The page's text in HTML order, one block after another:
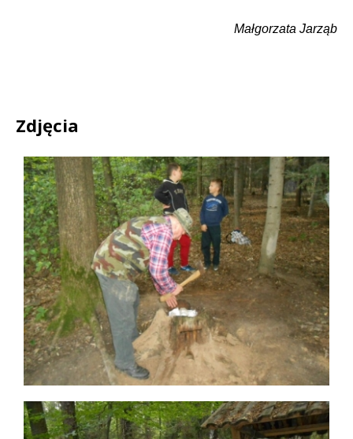
Małgorzata Jarząb
Zdjęcia